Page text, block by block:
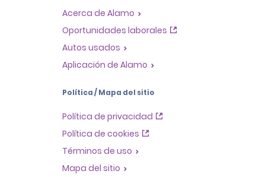
Acerca de Alamo
Oportunidades laborales
Autos usados
Aplicación de Alamo
Política / Mapa del sitio
Política de privacidad
Política de cookies
Términos de uso
Mapa del sitio